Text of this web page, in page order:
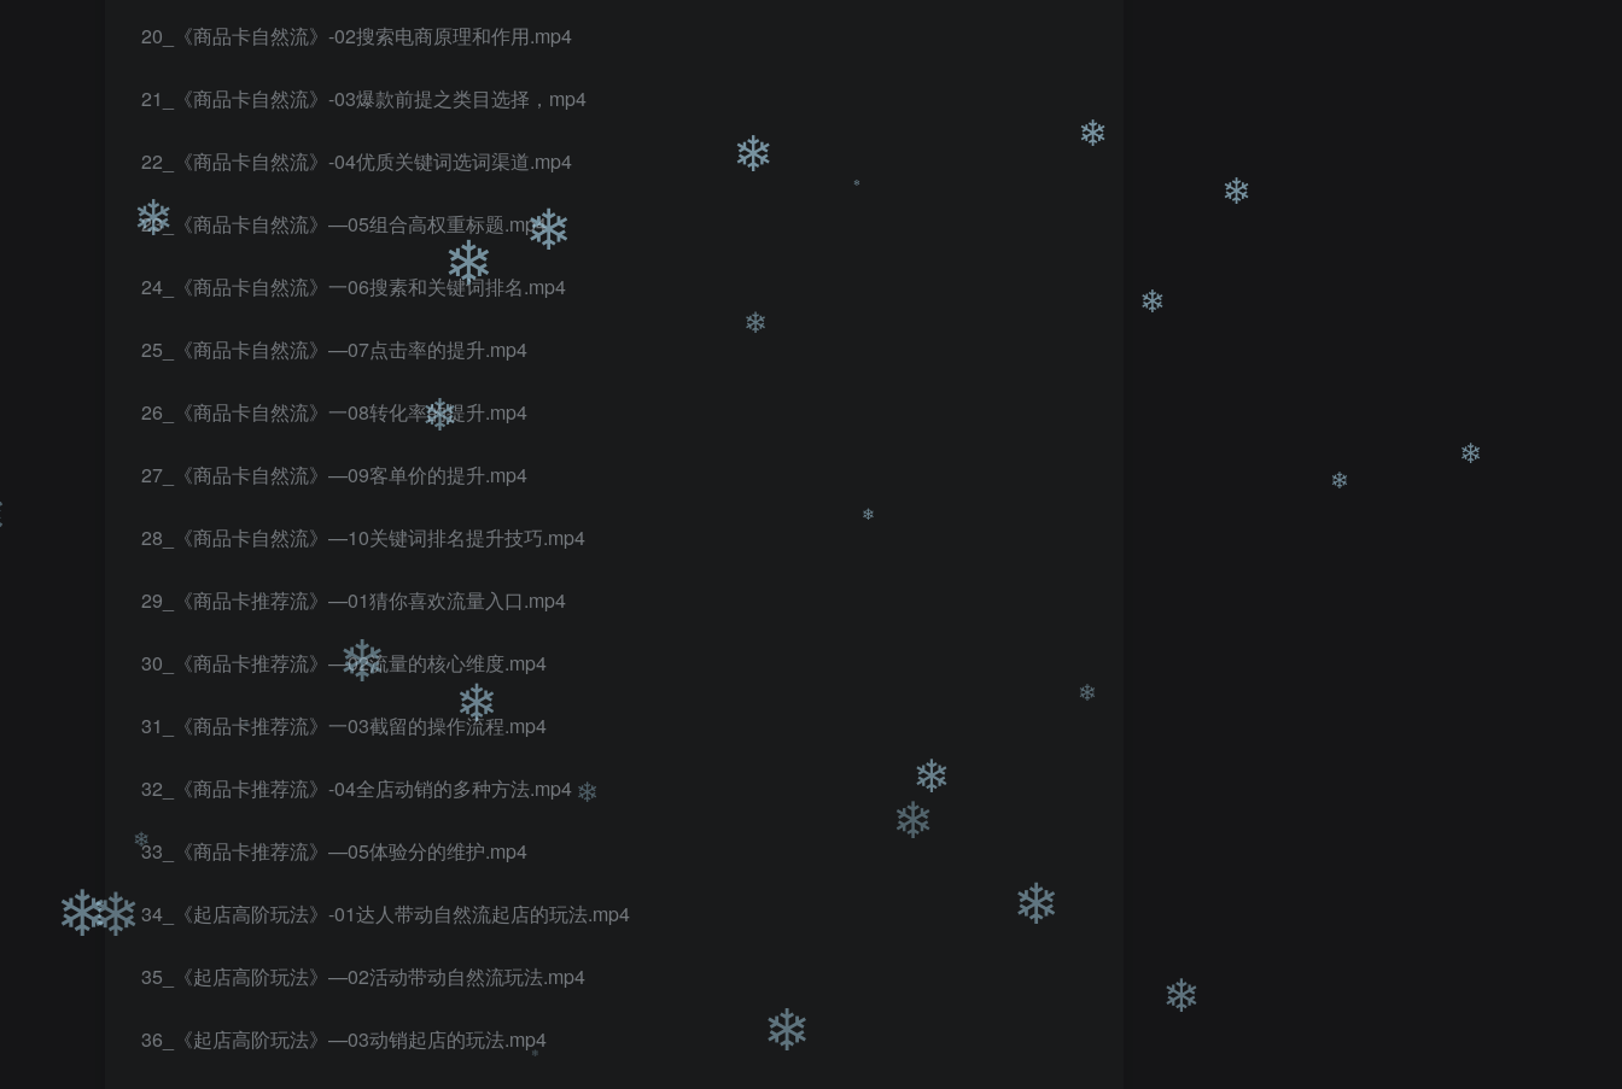
20_《商品卡自然流》-02搜索电商原理和作用.mp4
21_《商品卡自然流》-03爆款前提之类目选择，mp4
22_《商品卡自然流》-04优质关键词选词渠道.mp4
23_《商品卡自然流》—05组合高权重标题.mp4
24_《商品卡自然流》一06搜素和关键词排名.mp4
25_《商品卡自然流》—07点击率的提升.mp4
26_《商品卡自然流》一08转化率的提升.mp4
27_《商品卡自然流》—09客单价的提升.mp4
28_《商品卡自然流》—10关键词排名提升技巧.mp4
29_《商品卡推荐流》—01猜你喜欢流量入口.mp4
30_《商品卡推荐流》—02流量的核心维度.mp4
31_《商品卡推荐流》一03截留的操作流程.mp4
32_《商品卡推荐流》-04全店动销的多种方法.mp4
33_《商品卡推荐流》—05体验分的维护.mp4
34_《起店高阶玩法》-01达人带动自然流起店的玩法.mp4
35_《起店高阶玩法》—02活动带动自然流玩法.mp4
36_《起店高阶玩法》—03动销起店的玩法.mp4
❄
❄
❄
❄
❄
❄
❄ ❄
❄
❄